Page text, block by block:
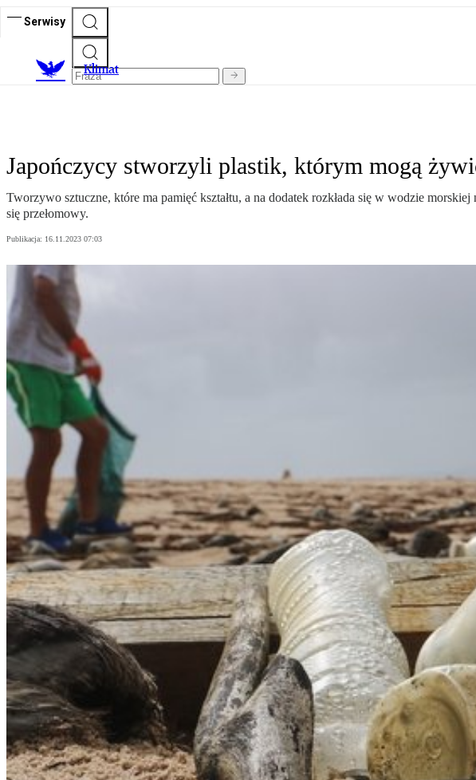
Serwisy
Klimat
Japończycy stworzyli plastik, którym mogą
Tworzywo sztuczne, które ma pamięć kształtu, a na dodatek rozkłada się w wodzie
się przełomowy.
Publikacja: 16.11.2023 07:03